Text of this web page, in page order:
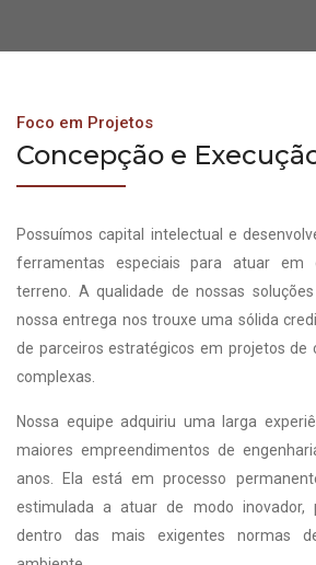
Foco em Projetos
Concepção e
Possuímos capital intelectual e
ferramentas especiais para atuar em
terreno. A qualidade de nossas
nossa entrega nos trouxe uma sólida
de parceiros estratégicos em projetos de
complexas.
Nossa equipe adquiriu uma larga
maiores empreendimentos de
anos. Ela está em processo
estimulada a atuar de modo inovador,
dentro das mais exigentes normas